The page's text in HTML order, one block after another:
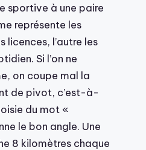
sportive à une paire
représente les
licences, l’autre les
Si l’on ne
on coupe mal la
de pivot, c’est-à-
du mot «
le bon angle. Une
8 kilomètres chaque